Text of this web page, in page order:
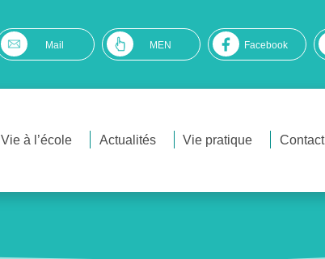
Mail MEN Facebook
Vie à l’école Actualités Vie pratique Contact